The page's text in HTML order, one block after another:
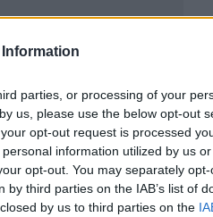
parties, or processing of your
us, please use the below opt-out
opt-out request is processed
information utilized by us
opt-out. You may separately
third parties on the IAB’s list of
by us to third parties on the